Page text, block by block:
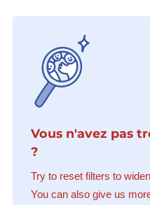
Vous n'avez pas
?
Try to reset filters to
You can also give us